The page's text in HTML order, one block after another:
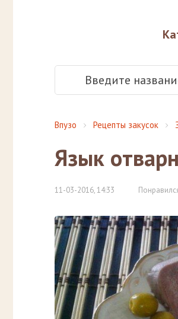
Впузо Рецепты закусок
Язык
11-03-2016, 14:33